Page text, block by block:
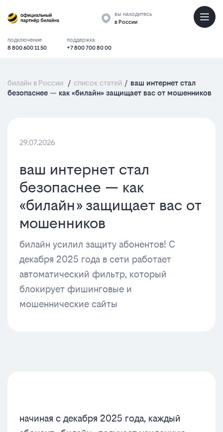
вы находитесь
в России
подключение
8 800 600 11 50
поддержка
+7 800 700 80 00
билайн в России / список статей / ваш интернет стал
безопаснее — как «билайн» защищает вас от мошенников
29.07.2026
ваш интернет стал
безопаснее — как
«билайн» защищает вас от
мошенников
билайн усилил защиту абонентов! С
декабря 2025 года в сети работает
автоматический фильтр, который
блокирует фишинговые и
мошеннические сайты
начиная с декабря 2025 года, каждый